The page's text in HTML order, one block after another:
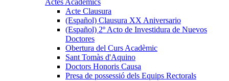
Acte Clausura
(Español) Clausura XX Aniversario
(Español) 2º Acto de Investidura de Nuevos
Doctores
Obertura del Curs Acadèmic
Sant Tomàs d'Aquino
Doctors Honoris Causa
Presa de possessió dels Equips Rectorals